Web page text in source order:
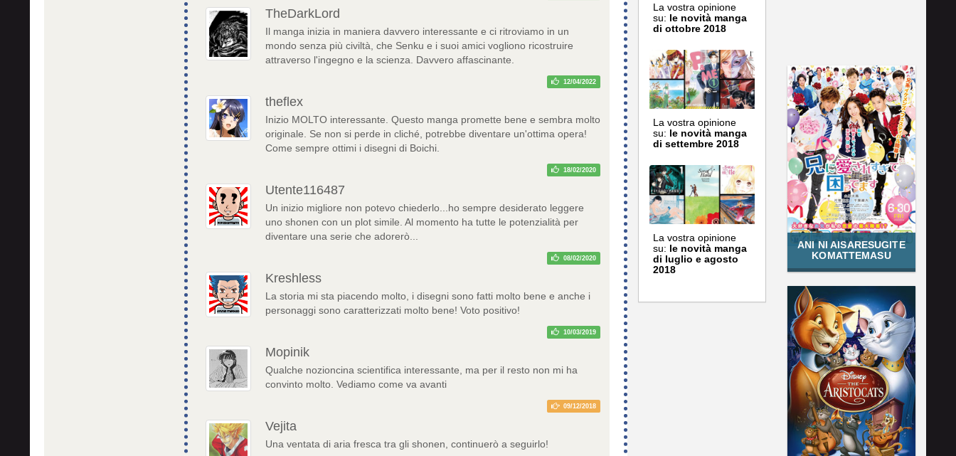
TheDarkLord
Il manga inizia in maniera davvero interessante e ci ritroviamo in un
mondo senza più civiltà, che Senku e i suoi amici vogliono ricostruire
attraverso l'ingegno e la scienza. Davvero affascinante.
12/04/2022
theflex
Inizio MOLTO interessante. Questo manga promette bene e sembra molto
originale. Se non si perde in cliché, potrebbe diventare un'ottima opera!
Come sempre ottimi i disegni di Boichi.
18/02/2020
Utente116487
Un inizio migliore non potevo chiederlo...ho sempre desiderato leggere
uno shonen con un plot simile. Al momento ha tutte le potenzialità per
diventare una serie che adorerò...
08/02/2020
Kreshless
La storia mi sta piacendo molto, i disegni sono fatti molto bene e anche i
personaggi sono caratterizzati molto bene! Voto positivo!
10/03/2019
Mopinik
Qualche nozioncina scientifica interessante, ma per il resto non mi ha
convinto molto. Vediamo come va avanti
09/12/2018
Vejita
Una ventata di aria fresca tra gli shonen, continuerò a seguirlo!
La vostra opinione
su: le novità manga
di ottobre 2018
La vostra opinione
su: le novità manga
di settembre 2018
La vostra opinione
su: le novità manga
di luglio e agosto
2018
ANI NI AISARESUGITE
KOMATTEMASU